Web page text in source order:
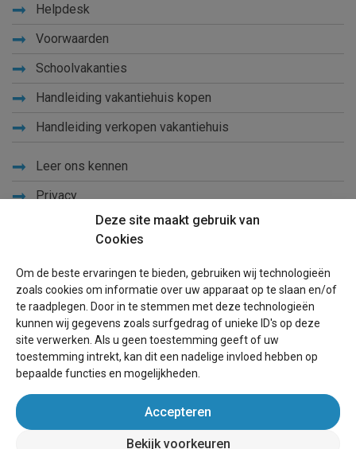
Deze site maakt gebruik van
Cookies
Om de beste ervaringen te bieden, gebruiken wij technologieën
zoals cookies om informatie over uw apparaat op te slaan en/of
te raadplegen. Door in te stemmen met deze technologieën
kunnen wij gegevens zoals surfgedrag of unieke ID's op deze
site verwerken. Als u geen toestemming geeft of uw
toestemming intrekt, kan dit een nadelige invloed hebben op
bepaalde functies en mogelijkheden.
Accepteren
Bekijk voorkeuren
Helpdesk
Voorwaarden
Schoolvakanties
Handleiding vakantiehuis kopen
Handleiding verkopen vakantiehuis
Leer ons kennen
Privacy
Blog
Voor eigenaren
Een advertentie plaatsen
Succesvol verhuren vakantiewoning
wereldvakantiehuis.nl(vakantiehuizen wereldwijd)